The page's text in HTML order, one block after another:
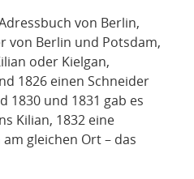
von Berlin,
von Berlin und Potsdam,
oder Kielgan,
1826 einen Schneider
1830 und 1831 gab es
Kilian, 1832 eine
gleichen Ort – das